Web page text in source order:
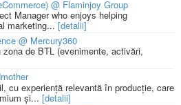
@ Flaminjoy Group
Manager who enjoys helping
marketing... [detalii]
@ Mercury360
de BTL (evenimente, activări,
cu experiență relevantă în producție, care
și... [detalii]